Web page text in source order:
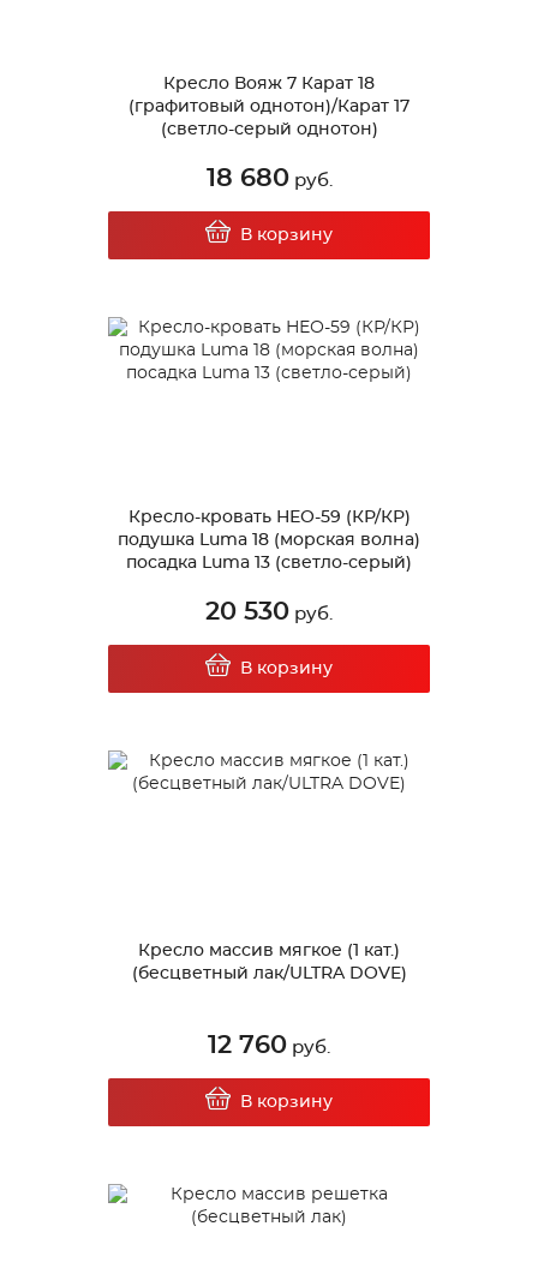
Кресло Вояж 7 Карат 18
(графитовый однотон)/Карат 17
(светло-серый однотон)
18 680руб.
В корзину
Кресло-кровать НЕО-59 (КР/КР)
подушка Luma 18 (морская волна)
посадка Luma 13 (светло-серый)
20 530 руб.
В корзину
Кресло массив мягкое (1 кат.)
(бесцветный лак/ULTRA DOVE)
12 760 руб.
В корзину